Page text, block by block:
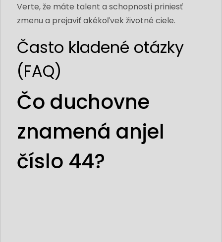
Verte, že máte talent a schopnosti priniesť
zmenu a prejaviť akékoľvek životné ciele.
Často kladené otázky
(FAQ)
Čo duchovne
znamená anjel
číslo 44?